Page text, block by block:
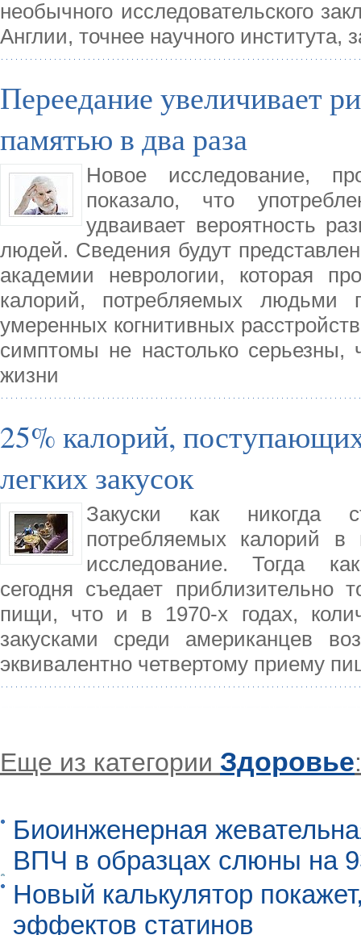
необычного исследовательского
Англии, точнее научного
Переедание увеличивает
памятью в два раза
Новое исследование,
показало, что
удваивает вероятность
людей. Сведения будут
академии неврологии, которая
калорий, потребляемых людьми
умеренных когнитивных
симптомы не настолько серьезны,
жизни
25% калорий,
легких закусок
Закуски как никогда
потребляемых калорий
исследование. Тогда
сегодня съедает приблизительно
пищи, что и в 1970-х годах,
закусками среди американцев
эквивалентно четвертому приему
Еще из категории Здоровье:
Биоинженерная
ВПЧ в образцах слюны на
Новый калькулятор
эффектов статинов